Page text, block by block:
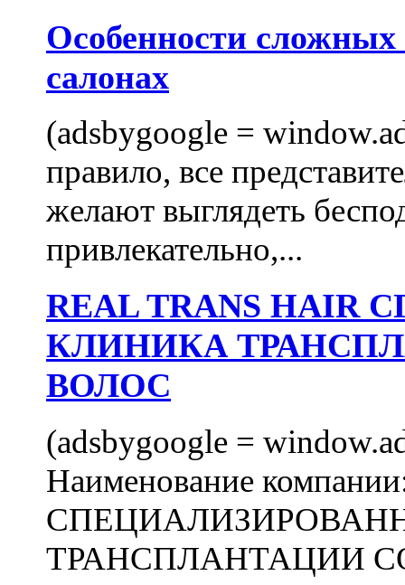
Особенности
салонах
(adsbygoogle =
правило, все
желают выглядеть
привлекательно,...
REAL TRANS
КЛИНИКА
ВОЛОС
(adsbygoogle =
Наименование
ТРАНСПЛАНТАЦИИ